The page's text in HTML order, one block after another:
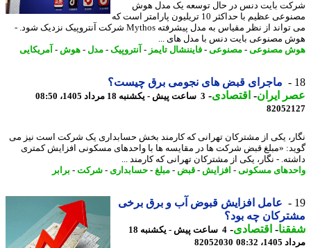
بایت دنس در حال توسعه یک مدل هوش
مصنوعی عظیم با حداکثر 10 تریلیون پارامتر است که
می تواند از نظر مقیاس به مدل پیشرفته Mythos شرکت آنتروپیک نزدیک شود. -
مصنوعی بایت دنس با مدل های ...
مصنوعی-مصنوعی-فایننشال تایمز-آنتروپیک-مدل -هوش-آمریکایی
ماجرای قبض های نجومی برق چیست؟
ایران- اقتصادی-3 ساعت پیش - یکشنبه 18 مرداد 1405، 08:50
یکی از مشترکان تهرانی که کارمند بخش حسابداری یک شرکت است نیز می
«مبلغ قبض شرکت ها در مقایسه ها با واحدهای مسکونی افزایش کمتری
- نگار، یکی از مشترکان تهرانی که کارمند ...
مسکونی-افزایش -قبض-مبلغ -حسابداری- شرکت-برابر
عامل افزایش قبوض آب و برق برخی
چه بود؟
-اقتصادی-
4 ساعت پیش - یکشنبه 18
08:32
82052030